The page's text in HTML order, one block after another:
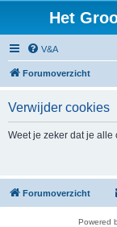
Het
V&A
Forumoverzicht
Verwijder cookies
Weet je zeker dat je
Forumoverzicht
Powered